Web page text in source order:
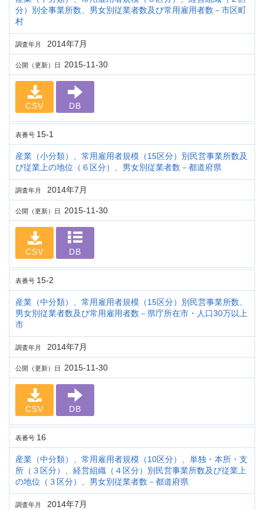
分）別全事業所数、男女別従業者数及び常用雇用者数－市区町
村
調査年月 2014年7月
公開（更新）日 2015-11-30
CSV DB
表番号 15-1
産業（小分類）、常用雇用者規模（15区分）別民営事業所数及
び従業上の地位（６区分）、男女別従業者数－都道府県
調査年月 2014年7月
公開（更新）日 2015-11-30
CSV DB
表番号 15-2
産業（中分類）、常用雇用者規模（15区分）別民営事業所数、
男女別従業者数及び常用雇用者数－県庁所在市・人口30万以上
市
調査年月 2014年7月
公開（更新）日 2015-11-30
CSV DB
表番号 16
産業（中分類）、常用雇用者規模（10区分）、単独・本所・支
所（３区分）、経営組織（４区分）別民営事業所数及び従業上
の地位（３区分）、男女別従業者数－都道府県
調査年月 2014年7月